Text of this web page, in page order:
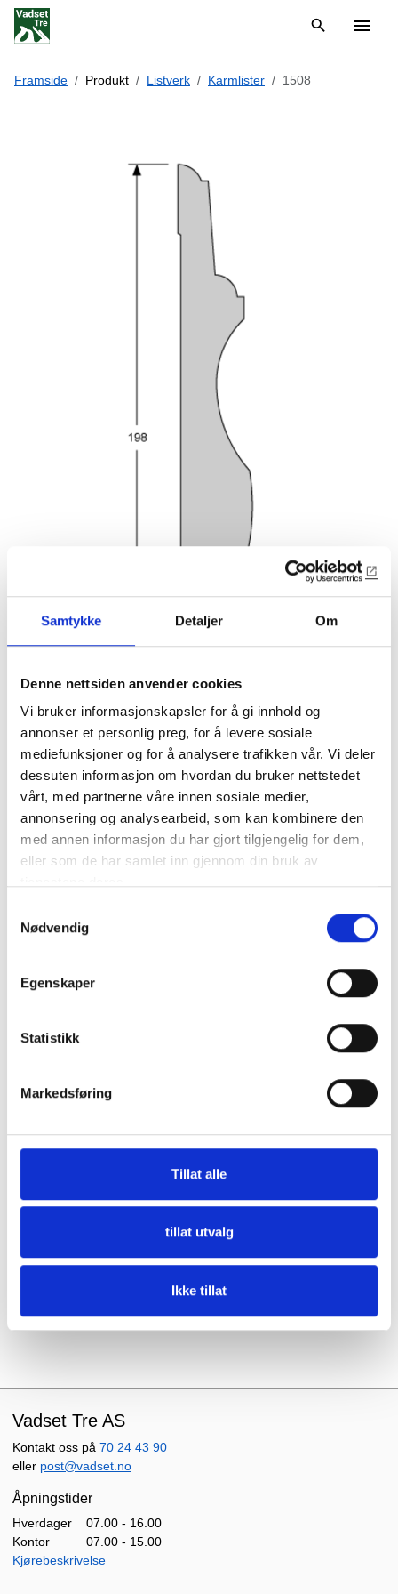
Samtykke Detaljer Om
Denne nettsiden anvender cookies
Vi bruker informasjonskapsler for å gi innhold og
annonser et personlig preg, for å levere sosiale
mediefunksjoner og for å analysere trafikken vår. Vi deler
dessuten informasjon om hvordan du bruker nettstedet
vårt, med partnerne våre innen sosiale medier,
annonsering og analysearbeid, som kan kombinere den
med annen informasjon du har gjort tilgjengelig for dem,
eller som de har samlet inn gjennom din bruk av
Nødvendig
Egenskaper
Statistikk
Markedsføring
Tillat alle
tillat utvalg
Ikke tillat
Framside Produkt Listverk Karmlister 1508
1508
27x198mm profilert karmlist
Produktet kan lages i mange forskjellige utførelser, men vi
dine ønsker.
lengder og annet kan vi oftest løse.
Vadset Tre AS
Kontakt oss på 70 24 43 90
eller post@vadset.no
Åpningstider
Hverdager
Kontor
07.00 - 16.00
07.00 - 15.00
Kjørebeskrivelse